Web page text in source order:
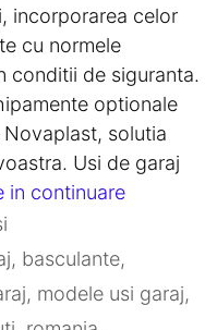
incorporarea celor
cu normele
conditii de siguranta.
optionale
solutia
Usi de garaj
in continuare
, basculante,
, modele usi garaj,